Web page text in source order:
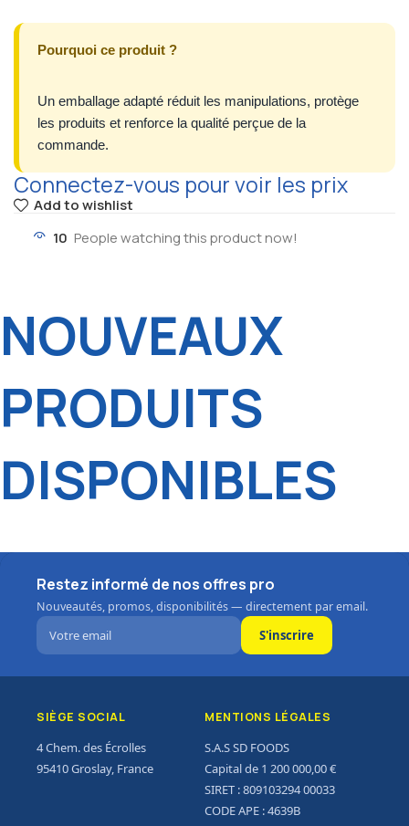
Pourquoi ce produit ?
Un emballage adapté réduit les manipulations, protège
les produits et renforce la qualité perçue de la
commande.
Connectez-vous pour voir les prix
Add to wishlist
10 People watching this product now!
NOUVEAUX
PRODUITS
DISPONIBLES
Restez informé de nos offres pro
Nouveautés, promos, disponibilités — directement par email.
S'inscrire
SIÈGE SOCIAL
4 Chem. des Écrolles
95410 Groslay, France
MENTIONS LÉGALES
S.A.S SD FOODS
Capital de 1 200 000,00 €
SIRET : 809103294 00033
CODE APE : 4639B